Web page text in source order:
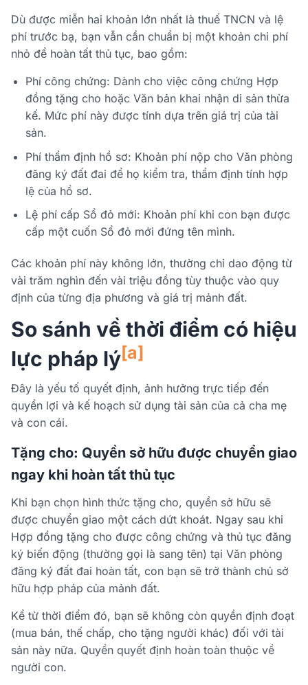
Dù được miễn hai khoản lớn nhất là thuế TNCN và lệ
phí trước bạ, bạn vẫn cần chuẩn bị một khoản chi phí
nhỏ để hoàn tất thủ tục, bao gồm:
Phí công chứng: Dành cho việc công chứng Hợp
đồng tặng cho hoặc Văn bản khai nhận di sản thừa
kế. Mức phí này được tính dựa trên giá trị của tài
sản.
Phí thẩm định hồ sơ: Khoản phí nộp cho Văn phòng
đăng ký đất đai để họ kiểm tra, thẩm định tính hợp
lệ của hồ sơ.
Lệ phí cấp Sổ đỏ mới: Khoản phí khi con bạn được
cấp một cuốn Sổ đỏ mới đứng tên mình.
Các khoản phí này không lớn, thường chỉ dao động từ
vài trăm nghìn đến vài triệu đồng tùy thuộc vào quy
định của từng địa phương và giá trị mảnh đất.
So sánh về thời điểm có hiệu
lực pháp lý[a]
Đây là yếu tố quyết định, ảnh hưởng trực tiếp đến
quyền lợi và kế hoạch sử dụng tài sản của cả cha mẹ
và con cái.
Tặng cho: Quyền sở hữu được chuyển giao
ngay khi hoàn tất thủ tục
Khi bạn chọn hình thức tặng cho, quyền sở hữu sẽ
được chuyển giao một cách dứt khoát. Ngay sau khi
Hợp đồng tặng cho được công chứng và thủ tục đăng
ký biến động (thường gọi là sang tên) tại Văn phòng
đăng ký đất đai hoàn tất, con bạn sẽ trở thành chủ sở
hữu hợp pháp của mảnh đất.
Kể từ thời điểm đó, bạn sẽ không còn quyền định đoạt
(mua bán, thế chấp, cho tặng người khác) đối với tài
sản này nữa. Quyền quyết định hoàn toàn thuộc về
người con.